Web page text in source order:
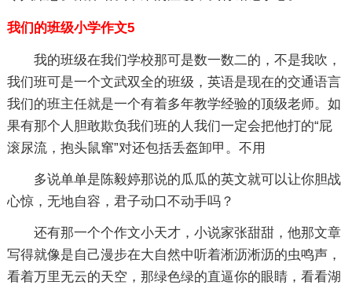
我们的班级小学作文5
我的班级在我们学校那可是数一数二的，不是我吹，
我们班可是一个文武双全的班级，英语是现在的交通语言
我们的班主任就是一个有着多年教学经验的顶级老师。如
果有那个人胆敢欺负我们班的人我们一定会把他打的“屁
滚尿流，抱头鼠窜”对还包括丢盔卸甲。不用
多说单单是陈毅婷那说的瓜瓜的英文就可以让你胆战
心惊，无地自容，君子动口不动手吗？
还有那一个个作文小天才，小说家张甜甜，他那文章
写得就像是自己漫步在大自然中听着淅沥淅沥的虫鸣声，
看着万里无云的天空，那绿色绿的直逼你的眼睛，看看湖